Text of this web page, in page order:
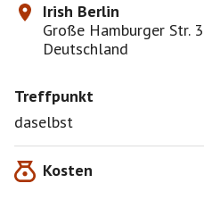
Irish Berlin
Große Hamburger Str.
Deutschland
Treffpunkt
daselbst
Kosten